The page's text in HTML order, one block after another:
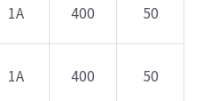
1A 400 50
1A 400 50